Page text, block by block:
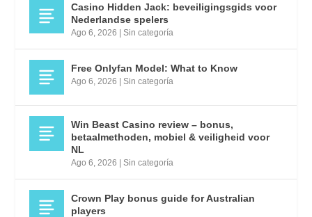
Casino Hidden Jack: beveiligingsgids voor
Nederlandse spelers
Ago 6, 2026 |Sin categoría
Free Onlyfan Model: What to Know
Ago 6, 2026 |Sin categoría
Win Beast Casino review – bonus,
betaalmethoden, mobiel & veiligheid voor
NL
Ago 6, 2026 |Sin categoría
Crown Play bonus guide for Australian
players